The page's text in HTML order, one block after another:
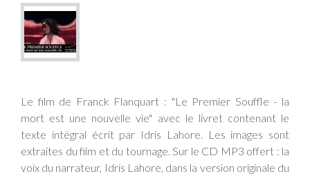
Le film de Franck Flanquart : "Le Premier Souffle - la
mort est une nouvelle vie" avec le livret contenant le
texte intégral écrit par Idris Lahore. Les images sont
extraites du film et du tournage. Sur le CD MP3 offert : la
voix du narrateur, Idris Lahore, dans la version originale du